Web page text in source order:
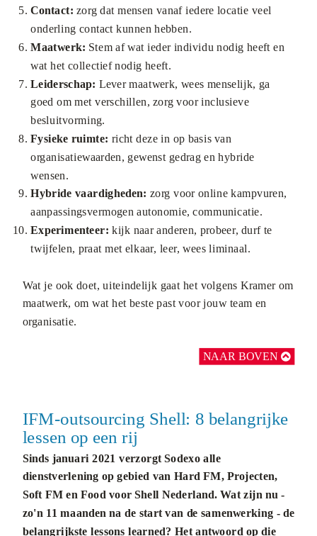
Contact: zorg dat mensen vanaf iedere locatie veel
onderling contact kunnen hebben.
Maatwerk: Stem af wat ieder individu nodig heeft en
wat het collectief nodig heeft.
Leiderschap: Lever maatwerk, wees menselijk, ga
goed om met verschillen, zorg voor inclusieve
besluitvorming.
Fysieke ruimte: richt deze in op basis van
organisatiewaarden, gewenst gedrag en hybride
wensen.
Hybride vaardigheden: zorg voor online kampvuren,
aanpassingsvermogen autonomie, communicatie.
Experimenteer: kijk naar anderen, probeer, durf te
twijfelen, praat met elkaar, leer, wees liminaal.
Wat je ook doet, uiteindelijk gaat het volgens Kramer om
maatwerk, om wat het beste past voor jouw team en
organisatie.
NAAR BOVEN 
IFM-outsourcing Shell: 8 belangrijke
lessen op een rij
Sinds januari 2021 verzorgt Sodexo alle
dienstverlening op gebied van Hard FM, Projecten,
Soft FM en Food voor Shell Nederland. Wat zijn nu -
zo'n 11 maanden na de start van de samenwerking - de
belangrijkste lessons learned? Het antwoord op die